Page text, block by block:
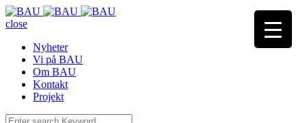
close
Nyheter
Vi på BAU
Om BAU
Kontakt
Projekt